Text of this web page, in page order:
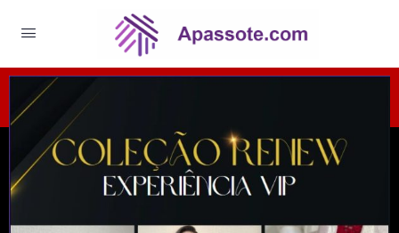
ATENÇÃO: Promoção por tempo limitado!